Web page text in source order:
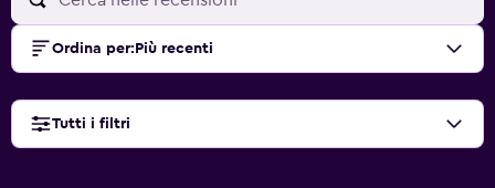
Ordina per: Più recenti
Tutti i filtri